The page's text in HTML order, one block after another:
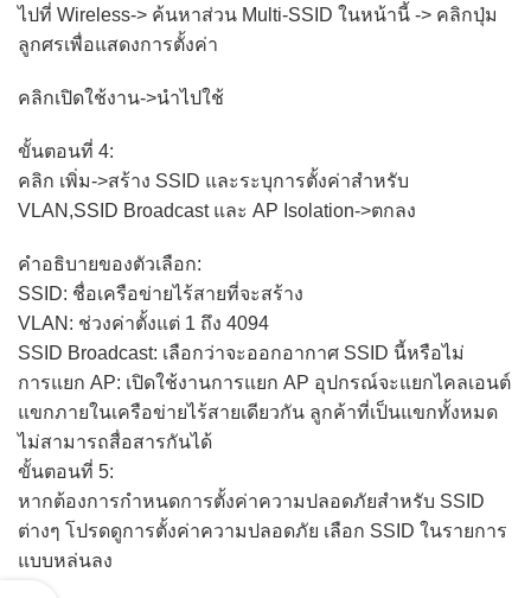
ไปที่ Wireless-> ค้นหาส่วน Multi-SSID ในหน้านี้ -> คลิกปุ่ม
ลูกศรเพื่อแสดงการตั้งค่า
คลิกเปิดใช้งาน->นำไปใช้
ขั้นตอนที่ 4:
คลิก เพิ่ม->สร้าง SSID และระบุการตั้งค่าสำหรับ
VLAN,SSID Broadcast และ AP Isolation->ตกลง
คำอธิบายของตัวเลือก:
SSID: ชื่อเครือข่ายไร้สายที่จะสร้าง
VLAN: ช่วงค่าตั้งแต่ 1 ถึง 4094
SSID Broadcast: เลือกว่าจะออกอากาศ SSID นี้หรือไม่
การแยก AP: เปิดใช้งานการแยก AP อุปกรณ์จะแยกไคลเอนต์
แขกภายในเครือข่ายไร้สายเดียวกัน ลูกค้าที่เป็นแขกทั้งหมด
ไม่สามารถสื่อสารกันได้
ขั้นตอนที่ 5:
หากต้องการกำหนดการตั้งค่าความปลอดภัยสำหรับ SSID
ต่างๆ โปรดดูการตั้งค่าความปลอดภัย เลือก SSID ในรายการ
แบบหล่นลง